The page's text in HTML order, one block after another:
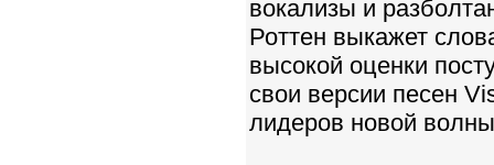
вокализы и
Роттен выкажет
высокой оценки
свои версии песен
лидеров новой